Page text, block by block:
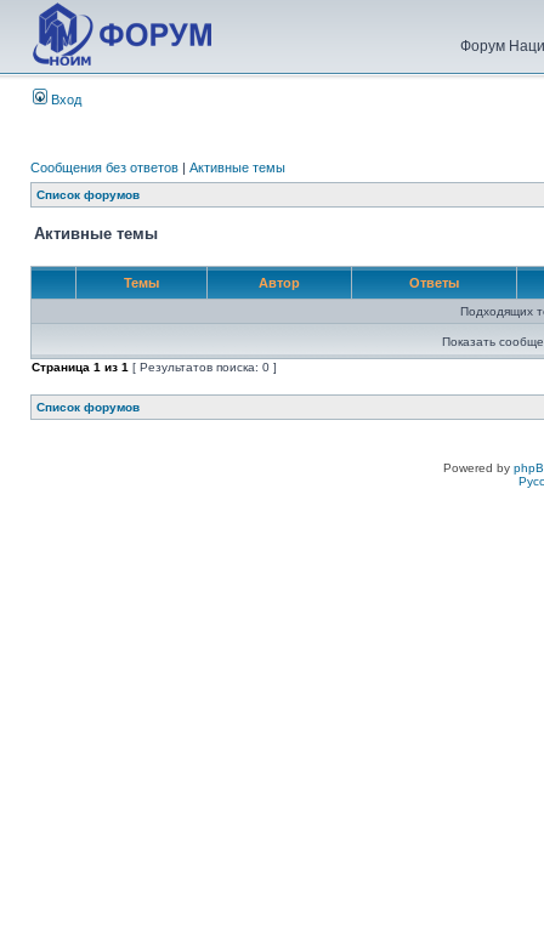
Форум
Вход
Сообщения без ответов | Активные темы
Список форумов
Активные темы
Темы Автор Ответы
Подходящих
Показать
Страница 1 из 1 [ Результатов поиска: 0 ]
Список форумов
Powered by